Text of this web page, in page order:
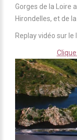
Gorges de la Loire
Hirondelles, et de
Replay vidéo sur le